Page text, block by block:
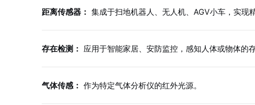
距离传感器： 集成于扫地机器人、无人机、AGV小车，实现
存在检测： 应用于智能家居、安防监控，感知人体或物体的
气体传感： 作为特定气体分析仪的红外光源。